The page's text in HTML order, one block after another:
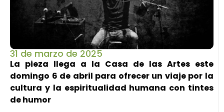
31 de marzo de 2025
La pieza llega a la Casa de las Artes este
domingo 6 de abril para ofrecer un viaje por la
cultura y la espiritualidad humana con tintes
de humor